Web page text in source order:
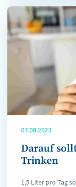
07.08.2023
Darauf
Trinken
1,5 Liter pro Tag